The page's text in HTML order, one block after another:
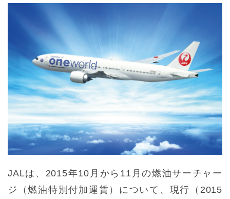
JALは、2015年10月から11月の燃油サーチャー
ジ（燃油特別付加運賃）について、現行（2015